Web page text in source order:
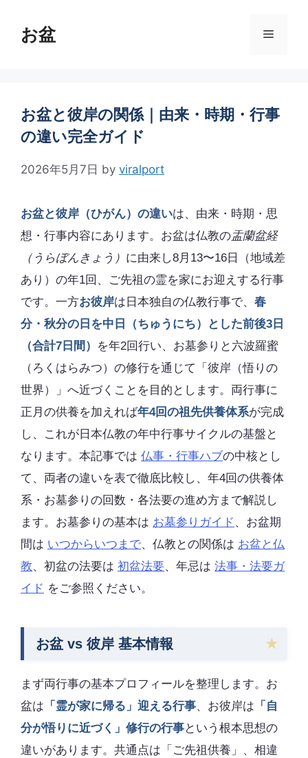
お盆 メ
ュ
お盆と彼岸の関係｜由来・時期・行事
の違い完全ガイド
2026年5月7日 by viralport
お盆と彼岸（ひがん）の違いは、由来・時期・思
想・行事内容にあります。お盆は仏教の盂蘭盆経
（うらぼんきょう） に由来し8月13〜16日（地域差
あり）の年1回、ご先祖の霊を家にお迎えする行事
です。一方お彼岸は日本独自の仏教行事で、 春
分・秋分の日を中日（ちゅうにち）とした前後3日
（合計7日間）
を年2回行い、お墓参りと六波羅蜜
（ろくはらみつ）の修行を通じて「彼岸（悟りの
世界）」へ近づくことを目的とします。両行事に
正月の供養を加えれば年4回の祖先供養体系が完成
し、これが日本仏教の年中行事サイクルの基盤と
なります。本記事では 仏事・行事ハブの中核とし
て、両者の違いを表で徹底比較し、年4回の供養体
系・お墓参りの回数・各法要の進め方まで解説し
ます。お墓参りの基本は お墓参りガイド 、お盆期
間は いつからいつまで、仏教との関係は お盆と仏
教、初盆の法要は 初盆法要、年忌は 法事・法要ガ
イド をご参照ください。
お盆 vs 彼岸 基本情報
まず両行事の基本プロフィールを整理します。お
盆は 「霊が家に帰る」迎える行事、お彼岸は 「自
分が悟りに近づく」修行の行事という根本思想の
違いがあります。共通点は「ご先祖供養」、相違